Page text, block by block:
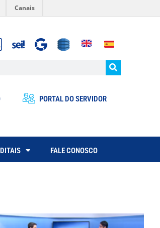
Canais
PORTAL DO SERVIDOR
FALE CONOSCO